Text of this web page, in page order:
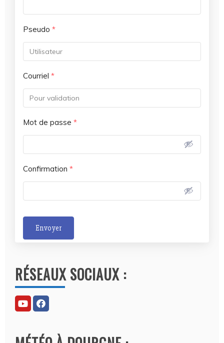
Pseudo *
Courriel *
Mot de passe *
Confirmation *
Envoyer
t
e
r
n
t
RÉSEAUX SOCIAUX :